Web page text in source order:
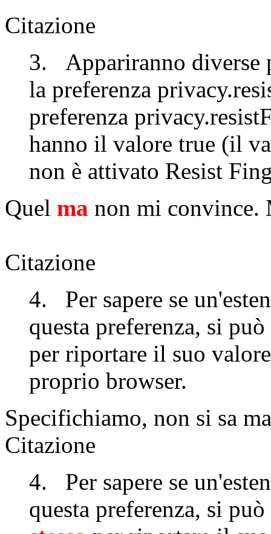
Citazione
3. Appariranno diverse
la preferenza
preferenza
hanno il valore true (il
non è attivato Resist
Quel ma non mi
Citazione
4. Per sapere se
questa preferenza, si
per riportare il suo
proprio browser.
Specifichiamo, non si sa
Citazione
4. Per sapere se
questa preferenza, si